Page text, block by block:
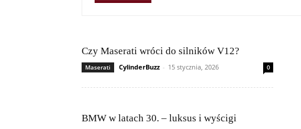
Czy Maserati wróci do silników V12?
Maserati CylinderBuzz - 15 stycznia, 2026 0
BMW w latach 30. – luksus i wyścigi